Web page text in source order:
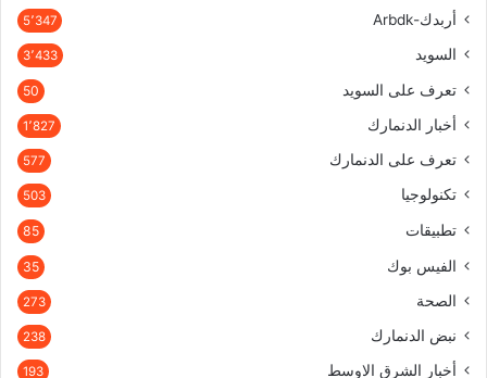
أربدك-Arbdk 5٬347
السويد 3٬433
تعرف على السويد 50
أخبار الدنمارك 1٬827
تعرف على الدنمارك 577
تكنولوجيا 503
تطبيقات 85
الفيس بوك 35
الصحة 273
نبض الدنمارك 238
أخبار الشرق الاوسط 193